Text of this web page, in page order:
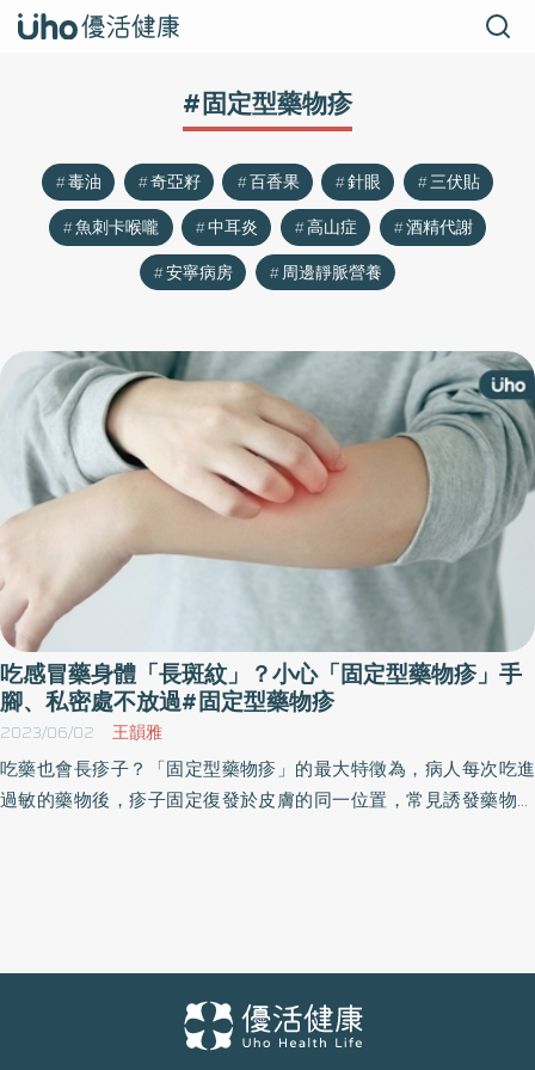
#固定型藥物疹
毒油 奇亞籽 百香果 針眼
三伏貼
魚刺卡喉嚨
中耳炎 高山症
酒精代謝
安寧病房
周邊靜脈營養
吃感冒藥身體「長斑紋」？小心「固定型藥物疹」手
腳、私密處不放過#固定型藥物疹
2023/06/02 王韻雅
吃藥也會長疹子？「固定型藥物疹」的最大特徵為，病人每次吃進
過敏的藥物後，疹子固定復發於皮膚的同一位置，常見誘發藥物為